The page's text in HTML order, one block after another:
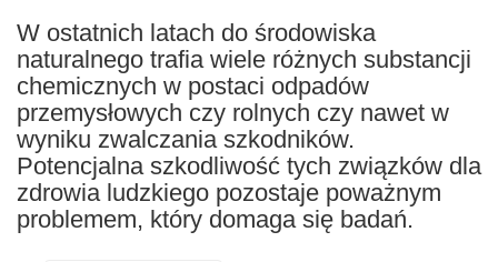
W ostatnich latach do środowiska
naturalnego trafia wiele różnych substancji
chemicznych w postaci odpadów
przemysłowych czy rolnych czy nawet w
wyniku zwalczania szkodników.
Potencjalna szkodliwość tych związków dla
zdrowia ludzkiego pozostaje poważnym
problemem, który domaga się badań.